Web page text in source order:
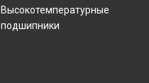
Высокотемпературные
подшипники